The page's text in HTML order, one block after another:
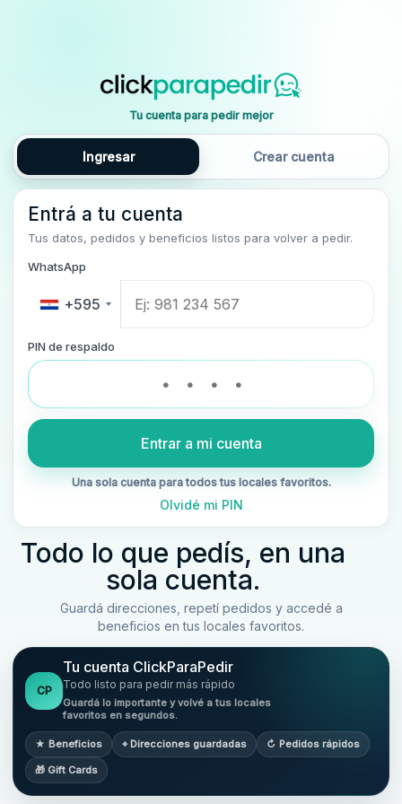
Tu cuenta para pedir mejor
Ingresar Crear cuenta
Entrá a tu cuenta
Tus datos, pedidos y beneficios listos para volver a pedir.
WhatsApp
+595
PIN de respaldo
Entrar a mi cuenta
Una sola cuenta para todos tus locales favoritos.
Olvidé mi PIN
Todo lo que pedís, en una
sola cuenta.
Guardá direcciones, repetí pedidos y accedé a
beneficios en tus locales favoritos.
CP
Tu cuenta ClickParaPedir
Todo listo para pedir más rápido
Guardá lo importante y volvé a tus locales
favoritos en segundos.
★ Beneficios ⌖ Direcciones guardadas ↻ Pedidos rápidos
🎁 Gift Cards